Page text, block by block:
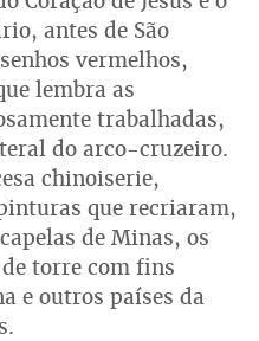
antes de São
vermelhos,
lembra as
trabalhadas,
do arco-cruzeiro.
chinoiserie,
que recriaram,
de Minas, os
torre com fins
e outros países da